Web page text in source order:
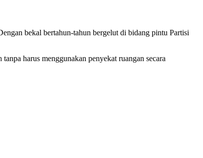
bekal bertahun-tahun bergelut di bidang pintu Partisi
harus menggunakan penyekat ruangan secara